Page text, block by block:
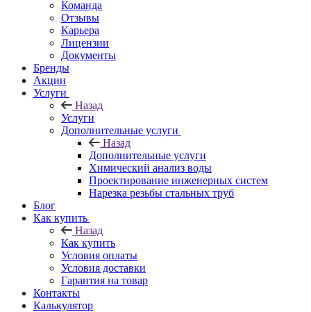
Команда
Отзывы
Карьера
Лицензии
Документы
Бренды
Акции
Услуги
Назад
Услуги
Дополнительные услуги
Назад
Дополнительные услуги
Химический анализ воды
Проектирование инженерных систем
Нарезка резьбы стальных труб
Блог
Как купить
Назад
Как купить
Условия оплаты
Условия доставки
Гарантия на товар
Контакты
Калькулятор